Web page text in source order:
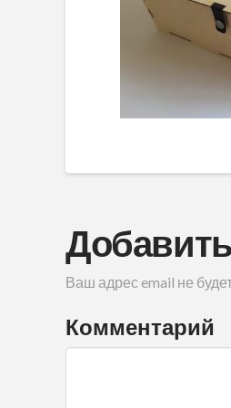
Ваш адрес email не
Комментарий